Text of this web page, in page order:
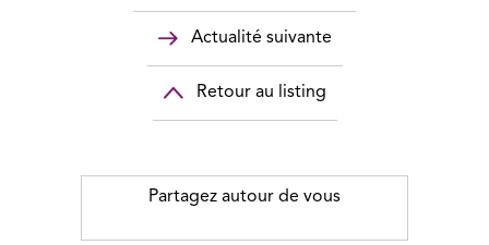
Actualité suivante
Retour au listing
Partagez autour de vous